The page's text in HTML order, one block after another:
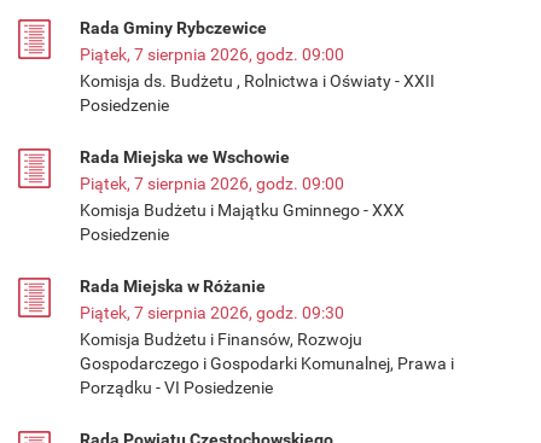
Rada Gminy Rybczewice
Piątek, 7 sierpnia 2026, godz. 09:00
Komisja ds. Budżetu , Rolnictwa i Oświaty - XXII
Posiedzenie
Rada Miejska we Wschowie
Piątek, 7 sierpnia 2026, godz. 09:00
Komisja Budżetu i Majątku Gminnego - XXX
Posiedzenie
Rada Miejska w Różanie
Piątek, 7 sierpnia 2026, godz. 09:30
Komisja Budżetu i Finansów, Rozwoju
Gospodarczego i Gospodarki Komunalnej, Prawa i
Porządku - VI Posiedzenie